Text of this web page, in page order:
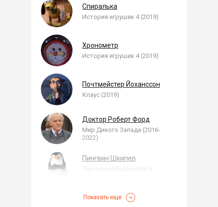
Спиралька
История игрушек 4 (2019)
Хронометр
История игрушек 4 (2019)
Почтмейстер Йоханссон
Клаус (2019)
Доктор Роберт Форд
Мир Дикого Запада (2016-
2022)
Пингвин Шкипер
Пингвины Мадагаскара
Пингвин Шкипер
Показать еще